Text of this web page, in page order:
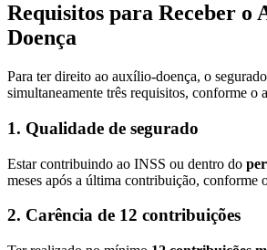
Requisitos para Receber o
Doença
Para ter direito ao auxílio-doença, o
simultaneamente três requisitos, conforme o
1. Qualidade de segurado
Estar contribuindo ao INSS ou dentro do
meses após a última contribuição, conforme
2. Carência de 12 contribuições